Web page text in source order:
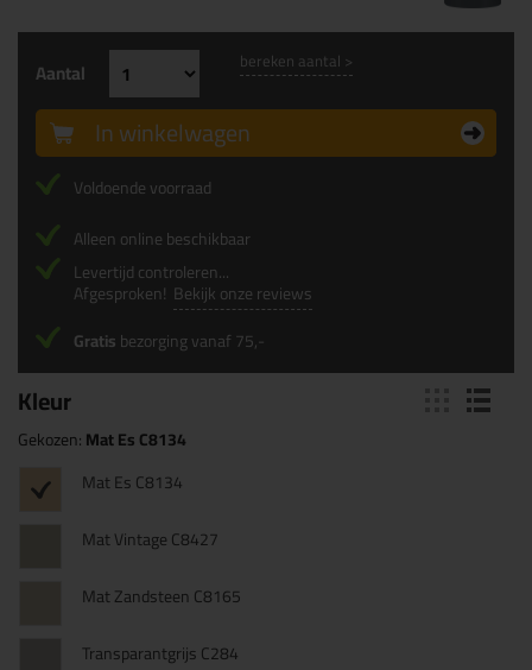
Kleur
Gekozen:Mat Es C8134
Mat Es C8134
Mat Vintage C8427
Mat Zandsteen C8165
Transparantgrijs C284
Aantal bereken aantal >
In winkelwagen
Voldoende voorraad
Alleen online beschikbaar
Levertijd controleren...
Afgesproken! Bekijk onze reviews
Gratisbezorging vanaf 75,-